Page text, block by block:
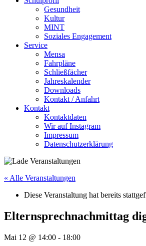
Gesundheit
Kultur
MINT
Soziales Engagement
Service
Mensa
Fahrpläne
Schließfächer
Jahreskalender
Downloads
Kontakt / Anfahrt
Kontakt
Kontaktdaten
Wir auf Instagram
Impressum
Datenschutzerklärung
« Alle Veranstaltungen
Diese Veranstaltung hat bereits
Elternsprechnachmittag
Mai 12 @ 14:00 - 18:00